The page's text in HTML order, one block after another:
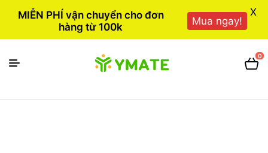
0
MIỄN PHÍ vận chuyển cho đơn
hàng từ 100k
Mua ngay!
X